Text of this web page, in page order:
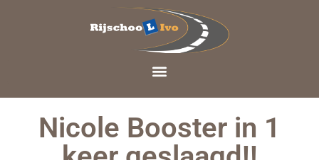
Nicole Booster in 1